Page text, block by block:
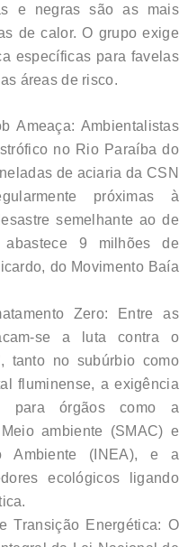
e negras são as mais
de calor. O grupo exige
específicas para favelas
áreas de risco.
Ameaça: Ambientalistas
no Rio Paraíba do
de aciaria da CSN
próximas à
semelhante ao de
9 milhões de
do Movimento Baía
Zero: Entre as
se a luta contra o
tanto no subúrbio como
fluminense, a exigência
para órgãos como a
ambiente (SMAC) e
Ambiente (INEA), e a
ecológicos ligando
Transição Energética: O